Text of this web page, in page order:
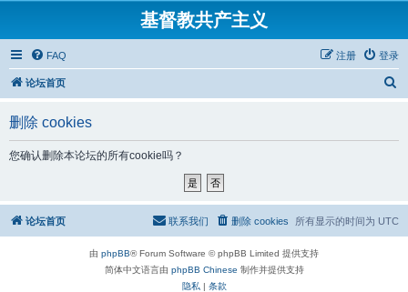
基督教共产主义
FAQ 登录
注册
论坛首页
删除 cookies
您确认删除本论坛的所有cookie吗？
论坛首页 所有显示的时间为 UTC
删除 cookies
联系我们
由 phpBB® Forum Software © phpBB Limited 提供支持
简体中文语言由 phpBB Chinese 制作并提供支持
隐私 | 条款